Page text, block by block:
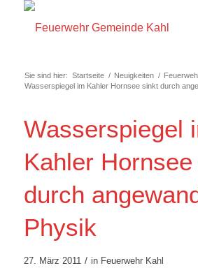
Sie sind hier: Startseite / Neuigkeiten /
Wasserspiegel im Kahler Hornsee sinkt durch
Wasserspiegel
Kahler
durch
Physik
27. März 2011 / in Feuerwehr Kahl